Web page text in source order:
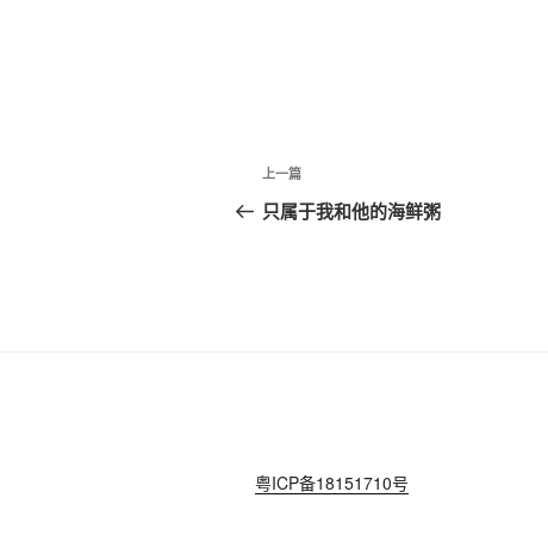
文
章
上
一
上一篇
只属于我和他的海鲜粥
粤ICP备18151710号